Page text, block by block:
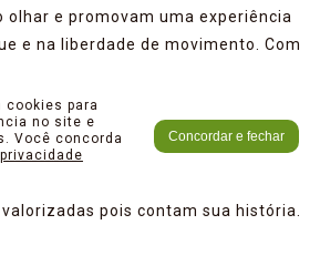
olhar e promovam uma experiência
e na liberdade de movimento. Com
sua autenticidade. Nossos
e 100% feitos no brasil. Usamos
e verdadeiro com o mínimo de
pois contam sua história.
para
no site e
Você concorda
Concordar e fechar